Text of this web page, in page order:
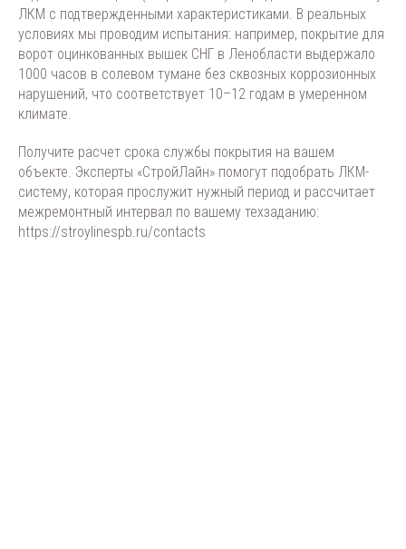
ЛКМ с подтвержденными характеристиками. В реальных
условиях мы проводим испытания: например, покрытие для
ворот оцинкованных вышек СНГ в Ленобласти выдержало
1000 часов в солевом тумане без сквозных коррозионных
нарушений, что соответствует 10–12 годам в умеренном
климате.
Получите расчет срока службы покрытия на вашем
объекте. Эксперты «СтройЛайн» помогут подобрать ЛКМ-
систему, которая прослужит нужный период и рассчитает
межремонтный интервал по вашему техзаданию:
https://stroylinespb.ru/contacts